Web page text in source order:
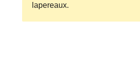
lapereaux.